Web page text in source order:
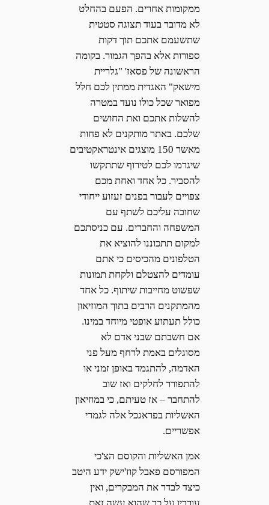
ממקומות אחרים. הפעם בהחלט
לא מדובר בעוד תצוגה סטטית
שתשעמם אתכם תוך דקות
ספורות אלא בהפך הגמור. בקומה
הראשונה של פסאז' "גלריית
מישאק" האגדית ממתין לכם חלל
מפואר שכל כולו נועד במטרה
להשלות אתכם ואת החושים
שלכם. באתר מותקנים לא פחות
מאשר 150 מוצגים אינטראקטיבים
שיגרמו לכם לטירוף שתתקשו
להסביר. כל אחד ואחת מכם
צפויים לעבור בפנים זעזוע ייחודי
שחובה עליכם לשתף עם
המשפחה והחברים. עם כניסתכם
למקום תתכוננו להוציא את
הטלפונים מהכיסים כי אתם
עומדים להצטלם ולקחת תמונות
שפשוט מחייבות שיתוף. כל אחד
מהמתקנים הרבים בתוך המוזיאון
כולל תעתוע אופטי מיוחד במינו.
אם חשבתם שבני אדם לא
מסוגלים באמת לרחף מעל פני
האדמה, להתגמד באופן זמני או
להתפורר לחלקים ואז שוב
להתחבר – אז טעיתם, כי במוזיאון
האשליות בפראגכל אלה לגמרי
אפשריים.
אמן האשליות והקוסם הצ'כי
המפורסם פאבל קוז'ישק ידע היטב
כיצד לבדר את המבקרים, ואין